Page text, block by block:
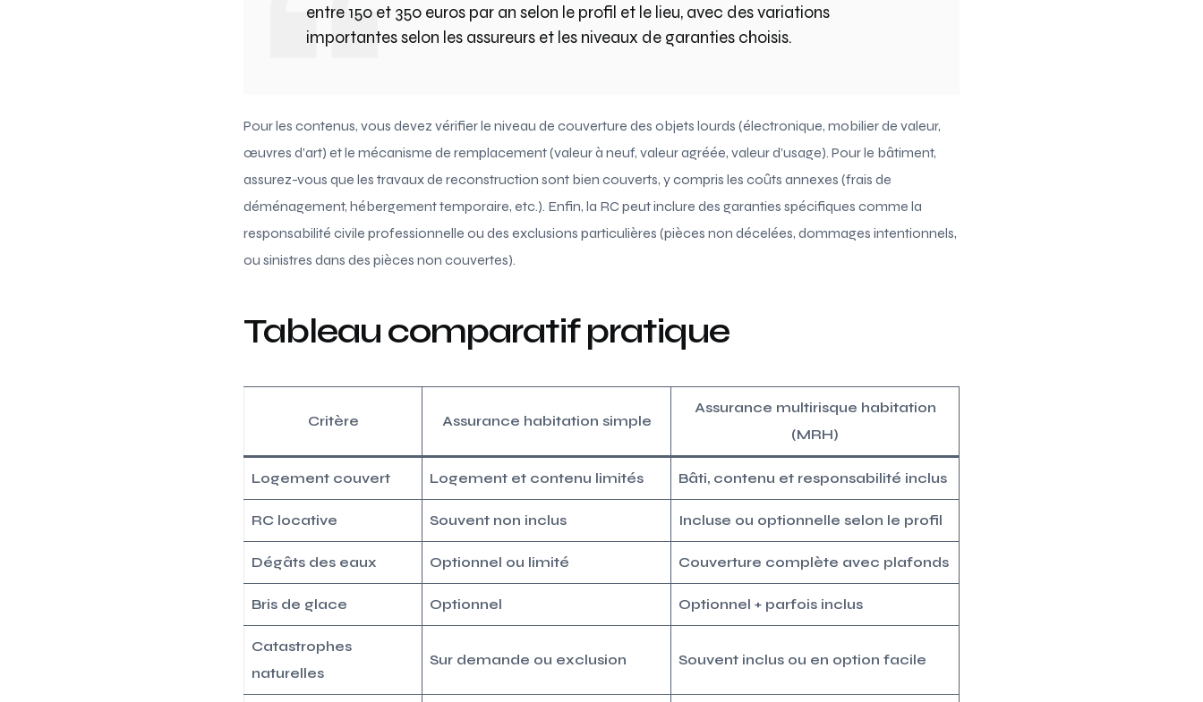
entre 150 et 350 euros par an selon le profil et le lieu, avec des variations
importantes selon les assureurs et les niveaux de garanties choisis.
Pour les contenus, vous devez vérifier le niveau de couverture des objets lourds (électronique, mobilier de valeur,
œuvres d’art) et le mécanisme de remplacement (valeur à neuf, valeur agréée, valeur d’usage). Pour le bâtiment,
assurez-vous que les travaux de reconstruction sont bien couverts, y compris les coûts annexes (frais de
déménagement, hébergement temporaire, etc.). Enfin, la RC peut inclure des garanties spécifiques comme la
responsabilité civile professionnelle ou des exclusions particulières (pièces non décelées, dommages intentionnels,
ou sinistres dans des pièces non couvertes).
Tableau comparatif pratique
Critère Assurance habitation simple
Assurance multirisque habitation
(MRH)
Logement couvert Logement et contenu limités Bâti, contenu et responsabilité inclus
RC locative Souvent non inclus Incluse ou optionnelle selon le profil
Dégâts des eaux Optionnel ou limité Couverture complète avec plafonds
Bris de glace Optionnel Optionnel + parfois inclus
Catastrophes
naturelles
Sur demande ou exclusion Souvent inclus ou en option facile